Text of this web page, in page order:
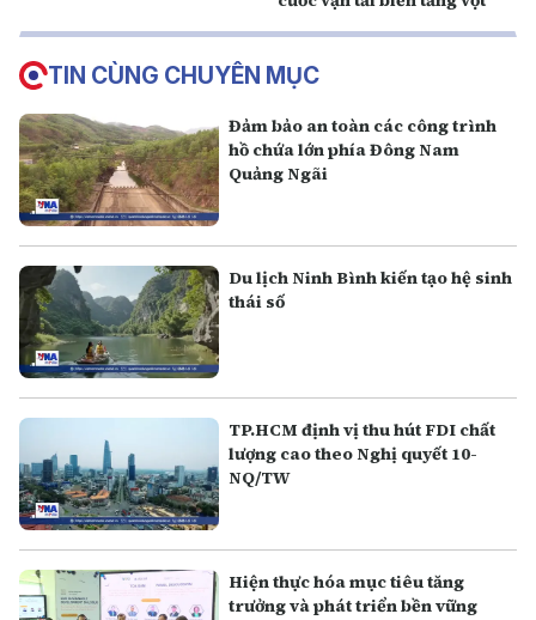
TIN CÙNG CHUYÊN MỤC
Đảm bảo an toàn các công trình
hồ chứa lớn phía Đông Nam
Quảng Ngãi
Du lịch Ninh Bình kiến tạo hệ sinh
thái số
TP.HCM định vị thu hút FDI chất
lượng cao theo Nghị quyết 10-
NQ/TW
Hiện thực hóa mục tiêu tăng
trưởng và phát triển bền vững